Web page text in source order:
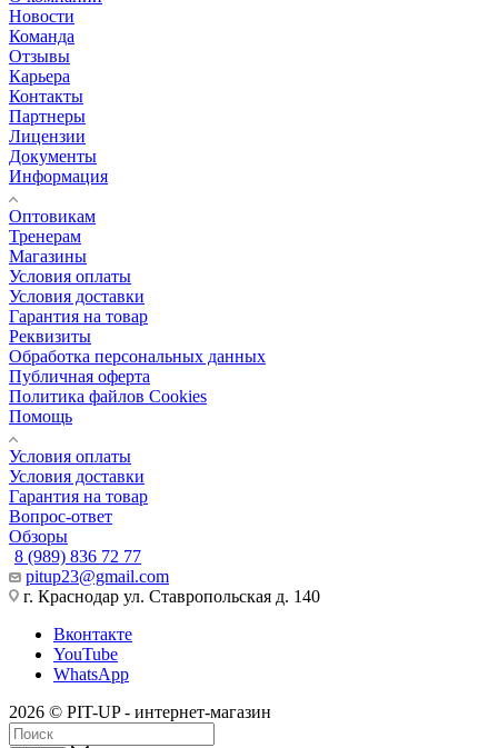
Новости
Команда
Отзывы
Карьера
Контакты
Партнеры
Лицензии
Документы
Информация
Оптовикам
Тренерам
Магазины
Условия оплаты
Условия доставки
Гарантия на товар
Реквизиты
Обработка персональных данных
Публичная оферта
Политика файлов Cookies
Помощь
Условия оплаты
Условия доставки
Гарантия на товар
Вопрос-ответ
Обзоры
8 (989) 836 72 77
pitup23@gmail.com
г. Краснодар ул. Ставропольская д. 140
Вконтакте
YouTube
WhatsApp
2026 © PIT-UP - интернет-магазин